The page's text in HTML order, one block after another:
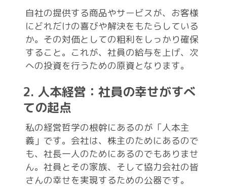
自社の提供する商品やサービスが、お客様
にどれだけの喜びや解決をもたらしている
か。その対価としての粗利をしっかり確保
すること。これが、社員の給与を上げ、次
への投資を行うための原資となります。
2. 人本経営：社員の幸せがすべ
ての起点
私の経営哲学の根幹にあるのが「人本主
義」です。会社は、株主のためにあるので
も、社長一人のためにあるのでもありませ
ん。社員とその家族、そして協力会社の皆
さんの幸せを実現するための公器です。